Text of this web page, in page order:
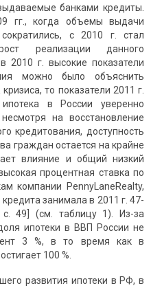
банками кредиты.
гг., когда объемы выдачи
с 2010 г. стал
реализации данного
2010 г. высокие показатели
можно было объяснить
то показатели 2011 г.
в России уверенно
на восстановление
кредитования, доступность
граждан остается на крайне
влияние и общий низкий
процентная ставка по
компании PennyLaneRealty,
занимала в 2011 г. 47-
49] (см. таблицу 1). Из-за
ипотеки в ВВП России не
3 %, в то время как в
100 %.
развития ипотеки в РФ, в